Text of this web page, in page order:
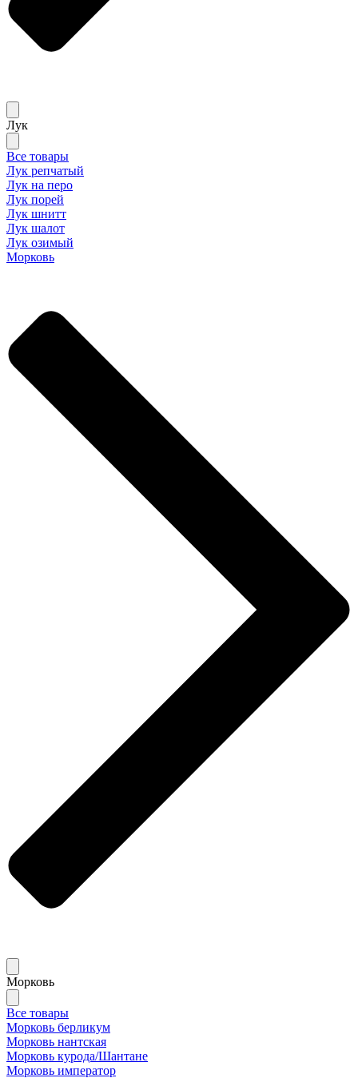
Лук
Все товары
Лук репчатый
Лук на перо
Лук порей
Лук шнитт
Лук шалот
Лук озимый
Морковь
Морковь
Все товары
Морковь берликум
Морковь нантская
Морковь курода/Шантане
Морковь император